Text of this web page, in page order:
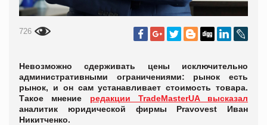
726
Невозможно сдерживать цены исключительно
административными ограничениями: рынок есть
рынок, и он сам устанавливает стоимость товара.
Такое мнение редакции TradeMasterUA высказал
аналитик юридической фирмы Pravovest Иван
Никитченко.